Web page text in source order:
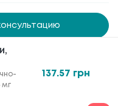
мг
137.57 грн
© 2020-2026